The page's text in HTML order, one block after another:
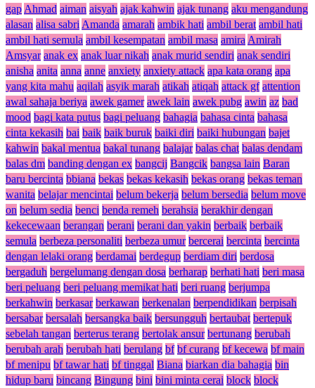
gap Ahmad aiman aisyah ajak kahwin ajak tunang aku mengandung
alasan alisa sabri Amanda amarah ambik hati ambil berat ambil hati
ambil hati semula ambil kesempatan ambil masa amira Amirah
Amsyar anak ex anak luar nikah anak murid sendiri anak sendiri
anisha anita anna anne anxiety anxiety attack apa kata orang apa
yang kita mahu aqilah asyik marah atikah atiqah attack gf attention
awal sahaja beriya awek gamer awek lain awek pubg awin az bad
mood bagi kata putus bagi peluang bahagia bahasa cinta bahasa
cinta kekasih bai baik baik buruk baiki diri baiki hubungan bajet
kahwin bakal mentua bakal tunang balajar balas chat balas dendam
balas dm banding dengan ex bangcij Bangcik bangsa lain Baran
baru bercinta bbiana bekas bekas kekasih bekas orang bekas teman
wanita belajar mencintai belum bekerja belum bersedia belum move
on belum sedia benci benda remeh berahsia berakhir dengan
kekecewaan berangan berani berani dan yakin berbaik berbaik
semula berbeza personaliti berbeza umur bercerai bercinta bercinta
dengan lelaki orang berdamai berdegup berdiam diri berdosa
bergaduh bergelumang dengan dosa berharap berhati hati beri masa
beri peluang beri peluang memikat hati beri ruang berjumpa
berkahwin berkasar berkawan berkenalan berpendidikan berpisah
bersabar bersalah bersangka baik bersungguh bertaubat bertepuk
sebelah tangan berterus terang bertolak ansur bertunang berubah
berubah arah berubah hati berulang bf bf curang bf kecewa bf main
bf menipu bf tawar hati bf tinggal Biana biarkan dia bahagia bin
hidup baru bincang Bingung bini bini minta cerai block block